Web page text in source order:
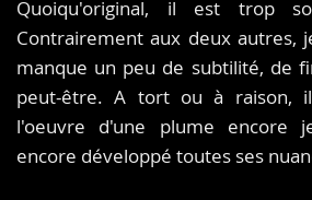
*
Quoiqu'original, il est trop
Contrairement aux deux autres,
manque un peu de subtilité, de
peut-être. A tort ou à raison,
l'oeuvre d'une plume encore
encore développé toutes ses